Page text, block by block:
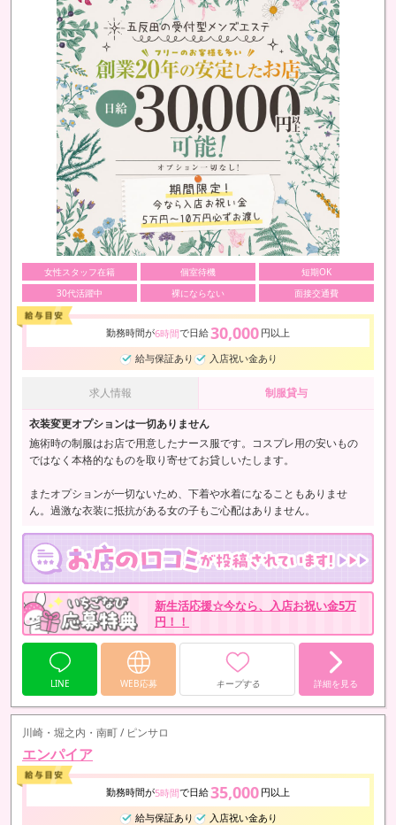
女性スタッフ在籍 個室待機
短期OK
30代活躍中
裸にならない 面接交通費
勤務時間が6時間で日給30,000 円以上
給与保証あり
入店祝い金あり
求人情報 制服貸与
衣装変更オプションは一切ありません
施術時の制服はお店で用意したナース服です。コスプレ用の安いもの
ではなく本格的なものを取り寄せてお貸しいたします。
またオプションが一切ないため、下着や水着になることもありませ
ん。過激な衣装に抵抗がある女の子もご心配はありません。
新生活応援☆今なら、入店お祝い金5万
円！！
LINE WEB応募 キープする 詳細を見る
川崎・堀之内・南町 / ピンサロ
エンパイア
勤務時間が5時間で日給35,000 円以上
給与保証あり
入店祝い金あり